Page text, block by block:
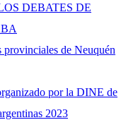
DEBATES DE
de Neuquén
por la DINE de
2023